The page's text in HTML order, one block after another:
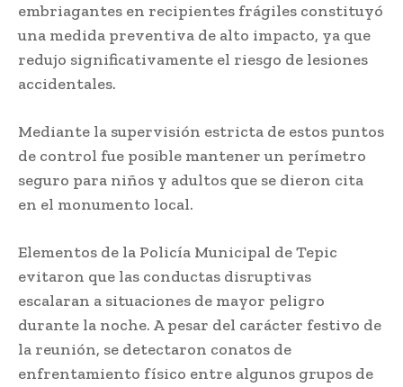
embriagantes en recipientes frágiles constituyó
una medida preventiva de alto impacto, ya que
redujo significativamente el riesgo de lesiones
accidentales.
Mediante la supervisión estricta de estos puntos
de control fue posible mantener un perímetro
seguro para niños y adultos que se dieron cita
en el monumento local.
Elementos de la Policía Municipal de Tepic
evitaron que las conductas disruptivas
escalaran a situaciones de mayor peligro
durante la noche. A pesar del carácter festivo de
la reunión, se detectaron conatos de
enfrentamiento físico entre algunos grupos de